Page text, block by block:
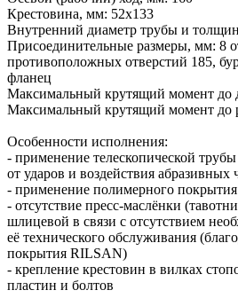
Крестовина, мм: 52х133
Внутренний диаметр трубы и
Присоединительные размеры, мм: 8
противоположных отверстий 185,
фланец
Максимальный крутящий момент до
Максимальный крутящий момент до
Особенности исполнения:
- применение телескопической
от ударов и воздействия абразивных
- применение полимерного
- отсутствие пресс-маслёнки
шлицевой в связи с отсутствием
её технического обслуживания
покрытия RILSAN)
- крепление крестовин в вилках
пластин и болтов